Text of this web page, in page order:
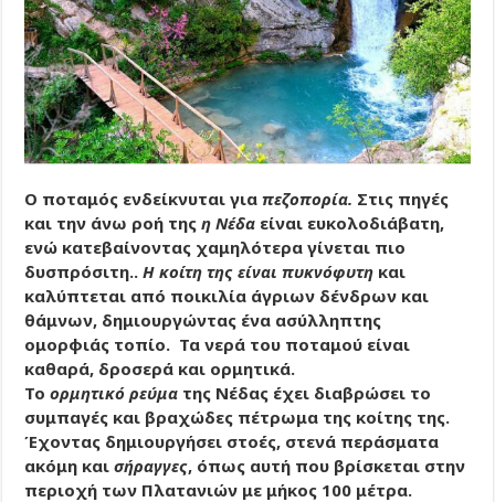
Ο ποταμός ενδείκνυται για πεζοπορία. Στις πηγές
και την άνω ροή της η Νέδα είναι ευκολοδιάβατη,
ενώ κατεβαίνοντας χαμηλότερα γίνεται πιο
δυσπρόσιτη..Η κοίτη της είναι πυκνόφυτη και
καλύπτεται από ποικιλία άγριων δένδρων και
θάμνων, δημιουργώντας ένα ασύλληπτης
ομορφιάς τοπίο. Τα νερά του ποταμού είναι
καθαρά, δροσερά και ορμητικά.
Τοορμητικό ρεύμα της Νέδας έχει διαβρώσει το
συμπαγές και βραχώδες πέτρωμα της κοίτης της.
Έχοντας δημιουργήσει στοές, στενά περάσματα
ακόμη καισήραγγες, όπως αυτή που βρίσκεται στην
περιοχή των Πλατανιών με μήκος 100 μέτρα.